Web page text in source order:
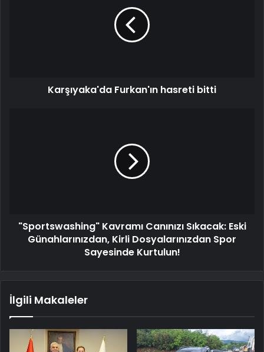
Karşıyaka'da Furkan'ın hasreti bitti
"Sportswashing" Kavramı Canınızı Sıkacak: Eski
Günahlarınızdan, Kirli Dosyalarınızdan Spor
Sayesinde Kurtulun!
İlgili Makaleler